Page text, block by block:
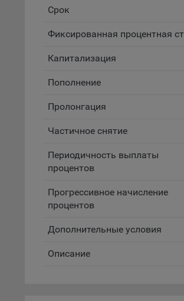
Срок
Фиксированная процентная
Капитализация
Пополнение
Пролонгация
Частичное снятие
Периодичность выплаты
процентов
Прогрессивное начисление
процентов
Дополнительные условия
Описание